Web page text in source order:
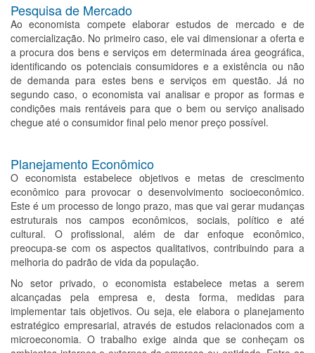
Pesquisa de Mercado
Ao economista compete elaborar estudos de mercado e de
comercialização. No primeiro caso, ele vai dimensionar a oferta e
a procura dos bens e serviços em determinada área geográfica,
identificando os potenciais consumidores e a existência ou não
de demanda para estes bens e serviços em questão. Já no
segundo caso, o economista vai analisar e propor as formas e
condições mais rentáveis para que o bem ou serviço analisado
chegue até o consumidor final pelo menor preço possível.
Planejamento Econômico
O economista estabelece objetivos e metas de crescimento
econômico para provocar o desenvolvimento socioeconômico.
Este é um processo de longo prazo, mas que vai gerar mudanças
estruturais nos campos econômicos, sociais, político e até
cultural. O profissional, além de dar enfoque econômico,
preocupa-se com os aspectos qualitativos, contribuindo para a
melhoria do padrão de vida da população.
No setor privado, o economista estabelece metas a serem
alcançadas pela empresa e, desta forma, medidas para
implementar tais objetivos. Ou seja, ele elabora o planejamento
estratégico empresarial, através de estudos relacionados com a
microeconomia. O trabalho exige ainda que se conheçam os